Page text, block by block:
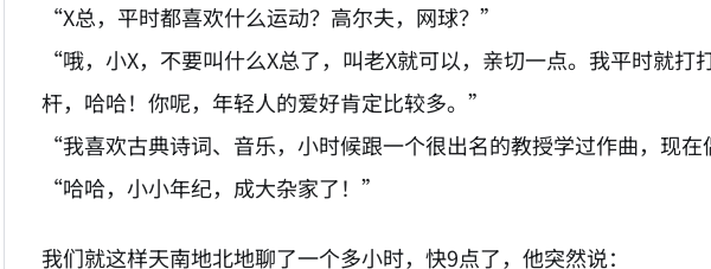
“X总，平时都喜欢什么运动？高尔夫，网球？”
“哦，小X，不要叫什么X总了，叫老X就可以，亲切一点。我平时就
杆，哈哈！你呢，年轻人的爱好肯定比较多。”
“我喜欢古典诗词、音乐，小时候跟一个很出名的教授学过作曲，现
“哈哈，小小年纪，成大杂家了！”
我们就这样天南地北地聊了一个多小时，快9点了，他突然说：